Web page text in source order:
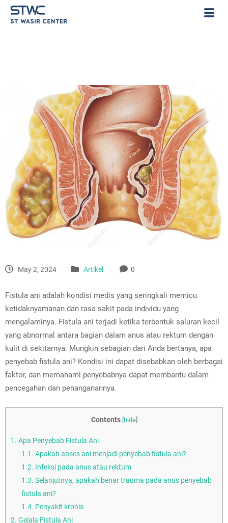
May 2, 2024 Artikel 0
Fistula ani adalah kondisi medis yang seringkali memicu
ketidaknyamanan dan rasa sakit pada individu yang
mengalaminya. Fistula ani terjadi ketika terbentuk saluran kecil
yang abnormal antara bagian dalam anus atau rektum dengan
kulit di sekitarnya. Mungkin sebagian dari Anda bertanya, apa
penyebab fistula ani? Kondisi ini dapat disebabkan oleh berbagai
faktor, dan memahami penyebabnya dapat membantu dalam
pencegahan dan penanganannya.
Contents hide]
1. Apa Penyebab Fistula Ani
1.1. Apakah abses ani menjadi penyebab fistula ani?
1.2. Infeksi pada anus atau rektum
1.3. Selanjutnya, apakah benar trauma pada anus penyebab
fistula ani?
1.4. Penyakit kronis
2. Gejala Fistula Ani